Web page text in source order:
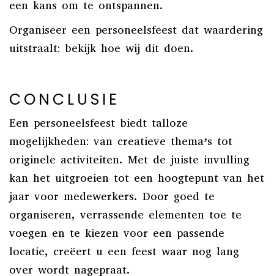
een kans om te ontspannen.
Organiseer een personeelsfeest dat waardering
uitstraalt: bekijk hoe wij dit doen.
CONCLUSIE
Een personeelsfeest biedt talloze
mogelijkheden: van creatieve thema’s tot
originele activiteiten. Met de juiste invulling
kan het uitgroeien tot een hoogtepunt van het
jaar voor medewerkers. Door goed te
organiseren, verrassende elementen toe te
voegen en te kiezen voor een passende
locatie, creëert u een feest waar nog lang
over wordt nagepraat.